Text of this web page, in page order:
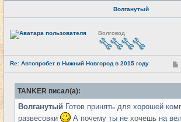
Волганутый
Н
е
е
т
и
Волговод
Re: Автопробег в Нижний Новгород в 2015 году
е
TANKER писал(а):
Волганутый Готов принять для хорошей
развесовки
А почему ты не хочешь на